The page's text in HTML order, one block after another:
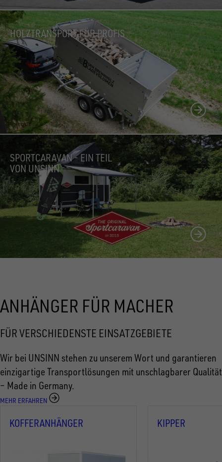
HOLZTRANSPORT FÜR PROFIS
SPORTCARAVAN - EIN TEIL
VON UNSINN
ANHÄNGER FÜR MACHER
FÜR VERSCHIEDENSTE EINSATZGEBIETE
Wir bei UNSINN stehen zu unserem Wort und garantieren
einzigartige Transportlösungen mit unschlagbarer Qualität
– Made in Germany.
MEHR ERFAHREN
KOFFERANHÄNGER KIPPER